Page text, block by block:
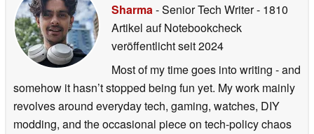
Sharma- Senior Tech Writer- 1810
Artikel auf Notebookcheck
veröffentlichtseit 2024
Most of my time goes into writing - and
somehow it hasn’t stopped being fun yet. My work mainly
revolves around everyday tech, gaming, watches, DIY
modding, and the occasional piece on tech-policy chaos